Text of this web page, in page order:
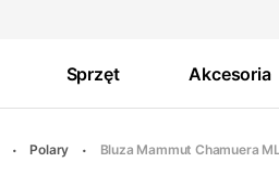
Sprzęt Akcesoria
Polary Bluza Mammut Chamuera